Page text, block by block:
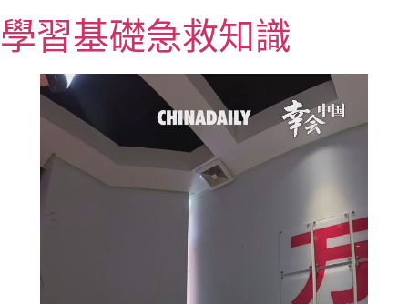
至
主
學習基礎急救知識